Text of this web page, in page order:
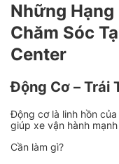
Những Hạng
Chăm Sóc
Center
Động Cơ – Trái
Động cơ là linh hồn
giúp xe vận hành
Cần làm gì?